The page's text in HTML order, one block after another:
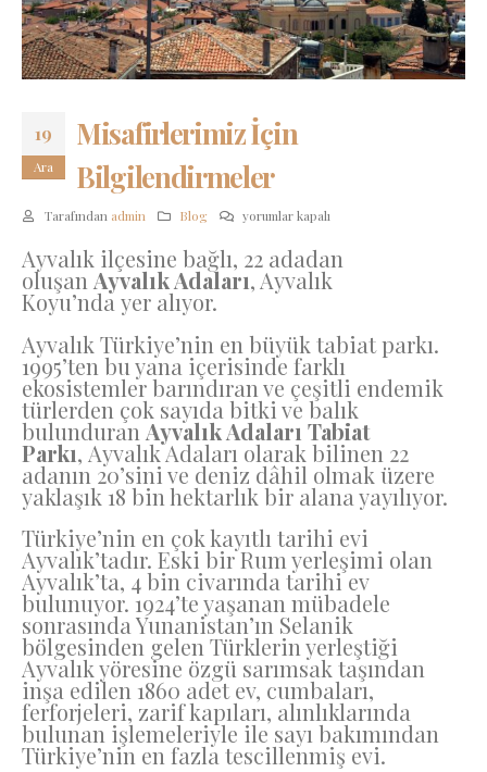
19
Ara
Misafirlerimiz İçin
Bilgilendirmeler
Tarafından admin Blog
Misafirlerimiz
Bilgilendirmeler
için
yorumlar kapalı
Ayvalık ilçesine bağlı, 22 adadan
oluşan Ayvalık Adaları, Ayvalık
Koyu’nda yer alıyor.
Ayvalık Türkiye’nin en büyük tabiat parkı.
1995’ten bu yana içerisinde farklı
ekosistemler barındıran ve çeşitli endemik
türlerden çok sayıda bitki ve balık
bulunduran Ayvalık Adaları Tabiat
Parkı, Ayvalık Adaları olarak bilinen 22
adanın 20’sini ve deniz dâhil olmak üzere
yaklaşık 18 bin hektarlık bir alana yayılıyor.
Türkiye’nin en çok kayıtlı tarihi evi
Ayvalık’tadır. Eski bir Rum yerleşimi olan
Ayvalık’ta, 4 bin civarında tarihi ev
bulunuyor. 1924’te yaşanan mübadele
sonrasında Yunanistan’ın Selanik
bölgesinden gelen Türklerin yerleştiği
Ayvalık yöresine özgü sarımsak taşından
inşa edilen 1860 adet ev, cumbaları,
ferforjeleri, zarif kapıları, alınlıklarında
bulunan işlemeleriyle ile sayı bakımından
Türkiye’nin en fazla tescillenmiş evi.